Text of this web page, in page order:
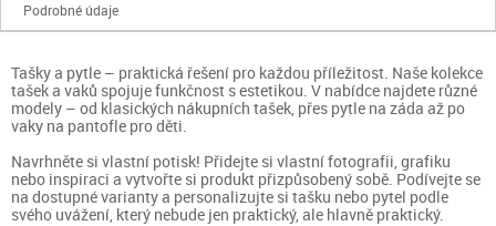
Podrobné údaje
Tašky a pytle – praktická řešení pro každou příležitost. Naše kolekce
tašek a vaků spojuje funkčnost s estetikou. V nabídce najdete různé
modely – od klasických nákupních tašek, přes pytle na záda až po
vaky na pantofle pro děti.
Navrhněte si vlastní potisk! Přidejte si vlastní fotografii, grafiku
nebo inspiraci a vytvořte si produkt přizpůsobený sobě. Podívejte se
na dostupné varianty a personalizujte si tašku nebo pytel podle
svého uvážení, který nebude jen praktický, ale hlavně praktický.